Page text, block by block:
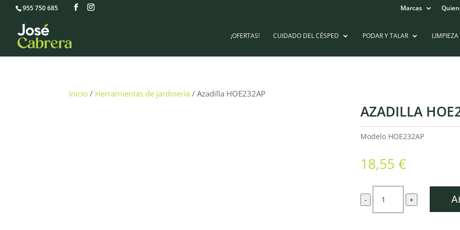
955 750 685 Marcas
¡OFERTAS! CUIDADO DEL CÉSPED PODAR Y TALAR LIMPIEZA
Inicio / Herramientas de jardinería / Azadilla HOE232AP
AZADILLA
Modelo HOE232AP
18,55 €
-
HOE232AP+